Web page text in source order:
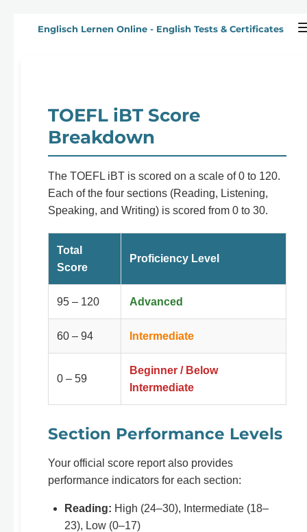
Hauptinhalt
Englisch Lernen Online - English Tests & Certificates
TOEFL iBT Score
Breakdown
The TOEFL iBT is scored on a scale of 0 to 120.
Each of the four sections (Reading, Listening,
Speaking, and Writing) is scored from 0 to 30.
Total
Score
Proficiency Level
95 – 120 Advanced
60 – 94 Intermediate
0 – 59
Beginner / Below
Intermediate
Section Performance Levels
Your official score report also provides
performance indicators for each section:
Reading: High (24–30), Intermediate (18–
23), Low (0–17)